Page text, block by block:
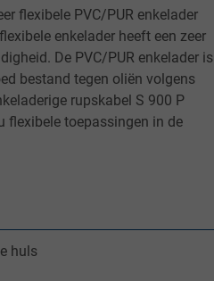
flexibele PVC/PUR enkelader
enkelader heeft een zeer
De PVC/PUR enkelader is
bestand tegen oliën volgens
rupskabel S 900 P
flexibele toepassingen in de
huls